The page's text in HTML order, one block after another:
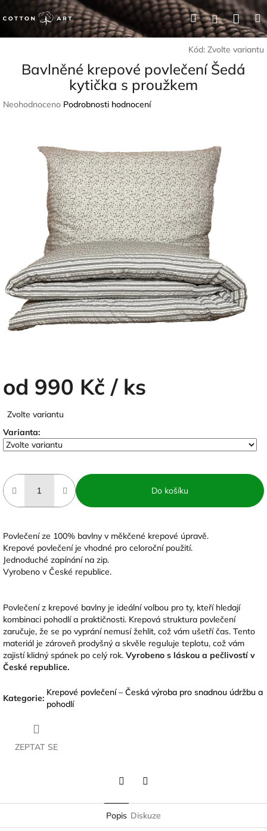
na
HledatPřihlášení
Kód: Zvolte variantu
Bavlněné krepové povlečení Šedá
kytička s proužkem
Průměrné
Neohodnoceno Podrobnosti hodnocení
od 990 Kč / ks
cena:
Zvolte variantu
Varianta:
Do košíku
Povlečení ze 100% bavlny v měkčené krepové úpravě.
Krepové povlečení je vhodné pro celoroční použití.
Jednoduché zapínání na zip.
Vyrobeno v České republice.
Povlečení z krepové bavlny je ideální volbou pro ty, kteří hledají
kombinaci pohodlí a praktičnosti. Krepová struktura povlečení
zaručuje, že se po vyprání nemusí žehlit, což vám ušetří čas. Tento
materiál je zároveň prodyšný a skvěle reguluje teplotu, což vám
zajistí klidný spánek po celý rok. Vyrobeno s láskou a pečlivostí v
České republice.
Kategorie:
Krepové povlečení – Česká výroba pro snadnou údržbu a
pohodlí
ZEPTAT SE
Popis Diskuze